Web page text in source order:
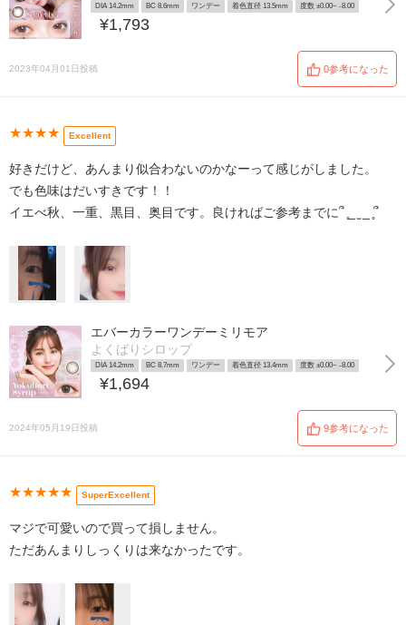
DIA 14.2mm BC 8.6mm ワンデー 着色直径 13.5mm 度数 ±0.00~ -8.00
¥1,793
2023年04月01日投稿 0参考になった
★★★★ Excellent
好きだけど、あんまり似合わないのかなーって感じがしました。
でも色味はだいすきです！！
イエべ秋、一重、黒目、奥目です。良ければご参考までに՞ ̥_ ̫ _ ̥՞
エバーカラーワンデーミリモア
よくばりシロップ
DIA 14.2mm BC 8.7mm ワンデー 着色直径 13.4mm 度数 ±0.00~ -8.00
¥1,694
2024年05月19日投稿 9参考になった
★★★★★ SuperExcellent
マジで可愛いので買って損しません。
ただあんまりしっくりは来なかったです。